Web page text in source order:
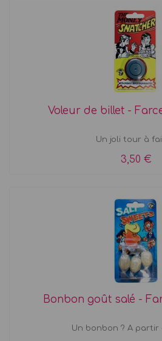
Voleur de billet -
Un joli tour à
3,50 €
Bonbon goût salé -
Un bonbon ? A partir